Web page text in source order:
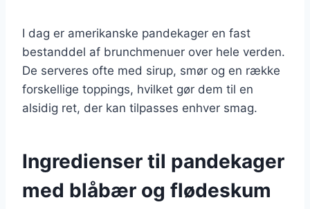
I dag er amerikanske pandekager en fast
bestanddel af brunchmenuer over hele verden.
De serveres ofte med sirup, smør og en række
forskellige toppings, hvilket gør dem til en
alsidig ret, der kan tilpasses enhver smag.
Ingredienser til pandekager
med blåbær og flødeskum